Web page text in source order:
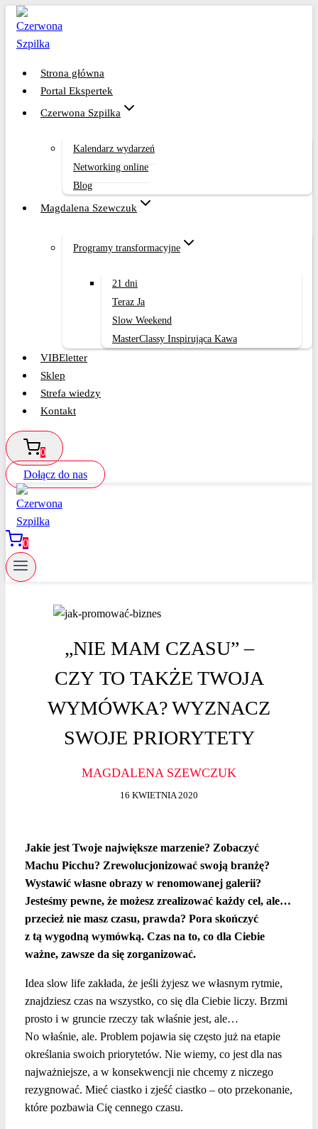
Przejdź
treści
Strona główna
Portal Ekspertek
Czerwona Szpilka
Kalendarz wydarzeń
Networking online
Blog
Magdalena Szewczuk
Programy transformacyjne
21 dni
Teraz Ja
Slow Weekend
MasterClassy Inspirująca Kawa
VIBEletter
Sklep
Strefa wiedzy
Kontakt
0
Dołącz do nas
0
„NIE MAM CZASU” –
CZY TO TAKŻE TWOJA
WYMÓWKA? WYZNACZ
SWOJE PRIORYTETY
MAGDALENA SZEWCZUK
16 KWIETNIA 2020
Jakie jest Twoje największe marzenie? Zobaczyć
Machu Picchu? Zrewolucjonizować swoją branżę?
Wystawić własne obrazy w renomowanej galerii?
Jesteśmy pewne, że możesz zrealizować każdy cel, ale…
przecież nie masz czasu, prawda? Pora skończyć
z tą wygodną wymówką. Czas na to, co dla Ciebie
ważne, zawsze da się zorganizować.
Idea slow life zakłada, że jeśli żyjesz we własnym rytmie,
znajdziesz czas na wszystko, co się dla Ciebie liczy. Brzmi
prosto i w gruncie rzeczy tak właśnie jest, ale…
No właśnie, ale. Problem pojawia się często już na etapie
określania swoich priorytetów. Nie wiemy, co jest dla nas
najważniejsze, a w konsekwencji nie chcemy z niczego
rezygnować. Mieć ciastko i zjeść ciastko – oto przekonanie,
które pozbawia Cię cennego czasu.